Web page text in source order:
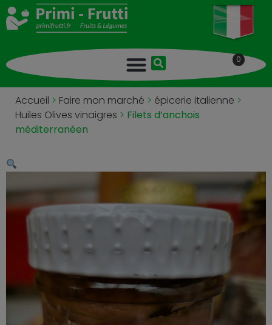
0
Accueil > Faire mon marché > épicerie italienne >
Huiles Olives vinaigres > Filets d’anchois
méditerranéen